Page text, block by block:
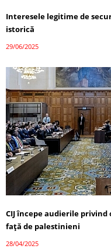
Interesele legitime de
istorică
29/06/2025
CIJ începe audierile
față de palestinieni
28/04/2025